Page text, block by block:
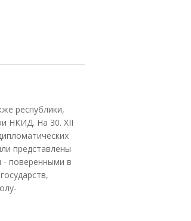
республики,
НКИД. На 30. XII
представлены
- поверенными в